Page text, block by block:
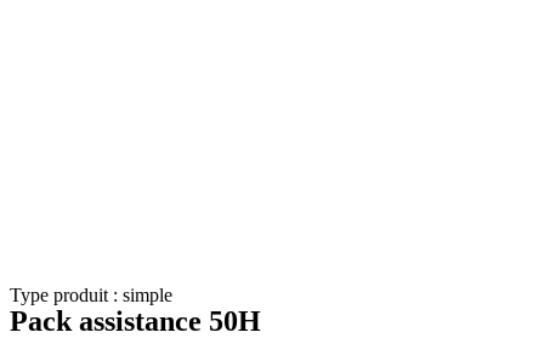
Type produit : simple
Pack assistance 50H